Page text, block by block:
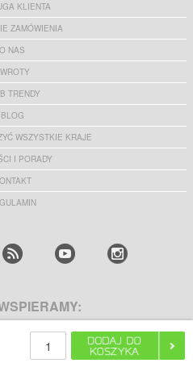
KLIENTA
ZAMÓWIENIA
O NAS
TRENDY
BLOG
WSZYSTKIE KRAJE
I PORADY
10% ZNIŻKI